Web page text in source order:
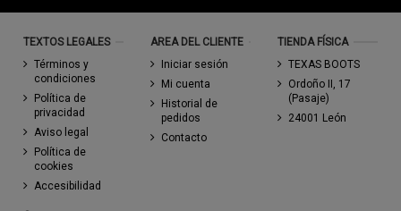
TEXTOS LEGALES
Términos y
condiciones
Política de
privacidad
Aviso legal
Política de
cookies
Accesibilidad
AREA DEL CLIENTE
Iniciar sesión
Mi cuenta
Historial de
pedidos
Contacto
TIENDA FÍSICA
TEXAS BOOTS
Ordoño II, 17
(Pasaje)
24001 León